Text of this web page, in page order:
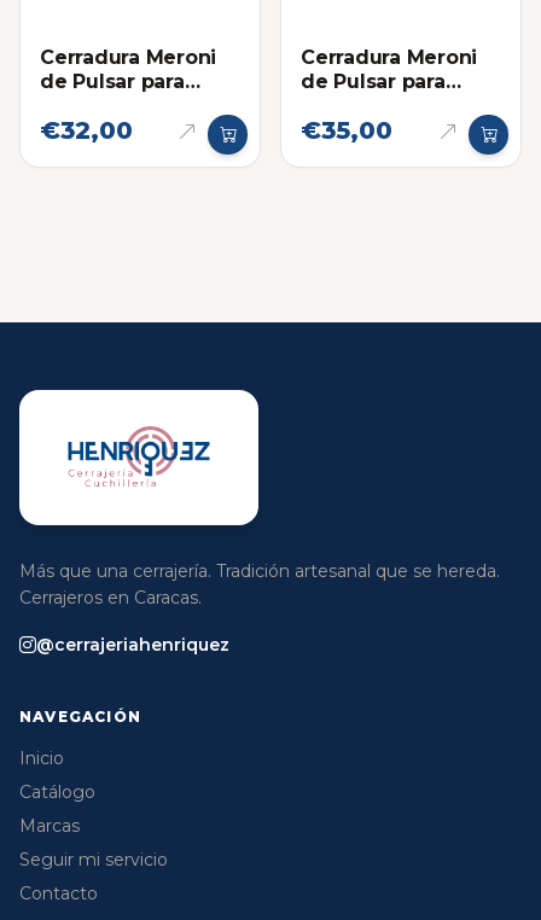
Cerradura Meroni
de Pulsar para
€32,00
Cerradura Meroni
de Pulsar para
€35,00
Más que una cerrajería. Tradición artesanal que se hereda.
Cerrajeros en Caracas.
@cerrajeriahenriquez
NAVEGACIÓN
Inicio
Catálogo
Marcas
Seguir mi servicio
Contacto